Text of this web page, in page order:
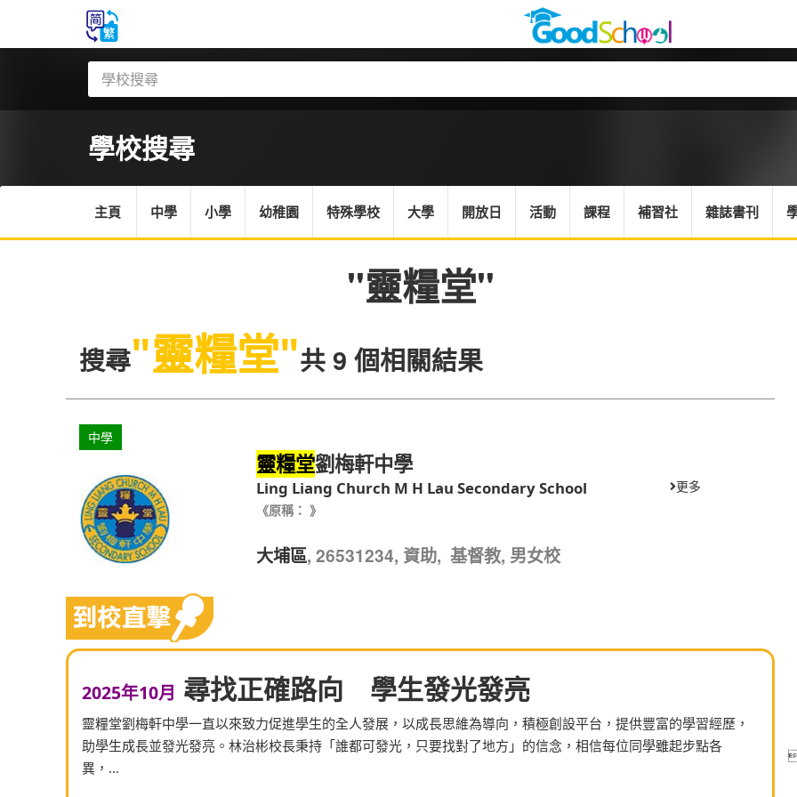
學校搜尋
主頁 中學 小學 幼稚園 特殊學校 大學 開放日 活動 課程 補習社 雜誌書刊
"靈糧堂"
搜尋"靈糧堂"共 9 個相關結果
中學
靈糧堂劉梅軒中學
Ling Liang Church M H Lau Secondary School
《原稱： 》
大埔區, 26531234, 資助, 基督教, 男女校
更多
2025年10月 尋找正確路向 學生發光發亮
靈糧堂劉梅軒中學一直以來致力促進學生的全人發展，以成長思維為導向，積極創設平台，提供豐富的學習經歷，
助學生成長並發光發亮。林治彬校長秉持「誰都可發光，只要找對了地方」的信念，相信每位同學雖起步點各
異，...